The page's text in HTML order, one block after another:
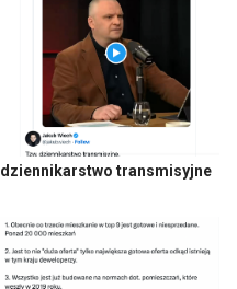
dziennikarstwo transmisyjne